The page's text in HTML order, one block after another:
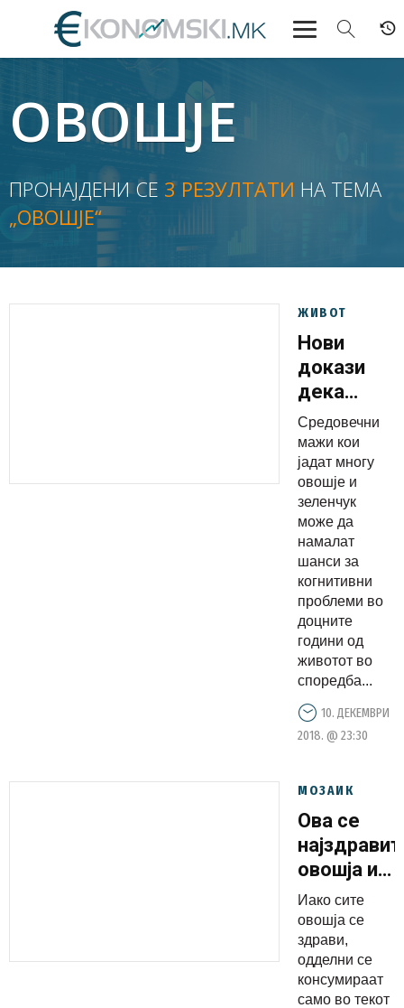
ЕКОНОМИЈА
ФИНАНСИИ
БАНКАРСТВО
ЖИВОТ
ОВОШЈЕ
ПРОНАЈДЕНИ СЕ 3 РЕЗУЛТАТИ НА ТЕМА
„ОВОШЈЕ“
ЖИВОТ
Нови
докази
дека
овошјето
и
се добри
за
мозокот
Средовечни
мажи кои
јадат многу
овошје и
зеленчук
може да
намалат
шанси за
когнитивни
проблеми во
доцните
години од
животот во
споредба...
10. ДЕКЕМВРИ
2018. @ 23:30
МОЗАИК
Ова се
овошја и
се
достапни
преку
цела
година
Иако сите
овошја се
здрави,
одделни се
консумираат
само во текот